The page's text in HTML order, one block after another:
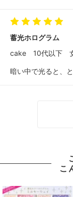
蓄光ホログラム
cake
10代以下
暗い中で光ると、
こ